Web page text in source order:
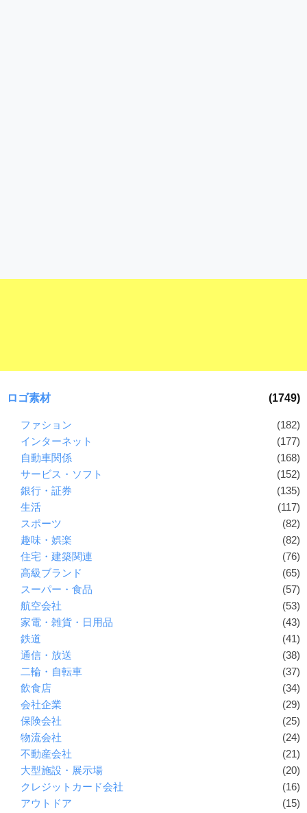
ロゴ素材 (1749)
ファション
(182)
インターネット
(177)
自動車関係
(168)
サービス・ソフト
(152)
銀行・証券
(135)
生活
(117)
スポーツ
(82)
趣味・娯楽
(82)
住宅・建築関連
(76)
高級ブランド
(65)
スーパー・食品
(57)
航空会社
(53)
家電・雑貨・日用品
(43)
鉄道
(41)
通信・放送
(38)
二輪・自転車
(37)
飲食店
(34)
会社企業
(29)
保険会社
(25)
物流会社
(24)
不動産会社
(21)
大型施設・展示場
(20)
クレジットカード会社
(16)
アウトドア
(15)